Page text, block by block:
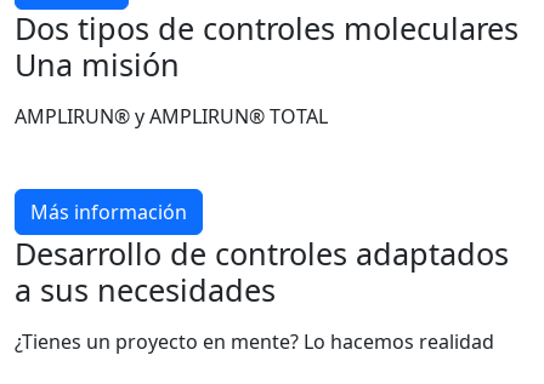
Dos tipos de controles moleculares
Una misión
AMPLIRUN® y AMPLIRUN® TOTAL
Más información
Desarrollo de controles adaptados
a sus necesidades
¿Tienes un proyecto en mente? Lo hacemos realidad